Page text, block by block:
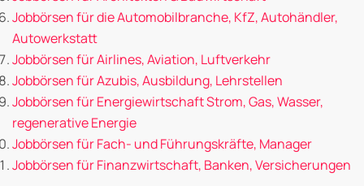
Jobbörsen für die Automobilbranche, KfZ, Autohändler,
Autowerkstatt
Jobbörsen für Airlines, Aviation, Luftverkehr
Jobbörsen für Azubis, Ausbildung, Lehrstellen
Jobbörsen für Energiewirtschaft Strom, Gas, Wasser,
regenerative Energie
Jobbörsen für Fach- und Führungskräfte, Manager
Jobbörsen für Finanzwirtschaft, Banken, Versicherungen